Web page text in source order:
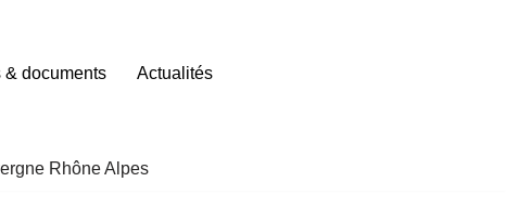
& documents Actualités
Rhône Alpes